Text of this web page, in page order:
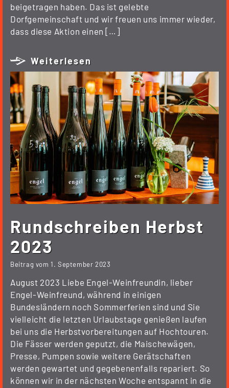
beigetragen haben. Das ist gelebte
Dorfgemeinschaft und wir freuen uns immer wieder,
dass diese Aktion einen […]
Weiterlesen
Rundschreiben Herbst
2023
Beitrag vom1. September 2023
August 2023 Liebe Engel-Weinfreundin, lieber
Engel-Weinfreund, während in einigen
Bundesländern noch Sommerferien sind und Sie
vielleicht die letzten Urlaubstage genießen laufen
bei uns die Herbstvorbereitungen auf Hochtouren.
Die Fässer werden geputzt, die Maischewägen,
Presse, Pumpen sowie weitere Gerätschaften
werden gewartet und gegebenenfalls repariert. So
können wir in der nächsten Woche entspannt in die